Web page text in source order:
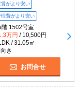
賃がより安い
理費がより安い
階 1502号室
万円 / 10,500円
/ 31.05㎡
き
お問合せ